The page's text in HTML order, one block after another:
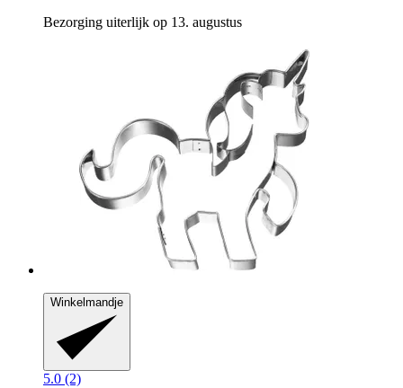
Bezorging uiterlijk op 13. augustus
Winkelmandje
5.0 (2)